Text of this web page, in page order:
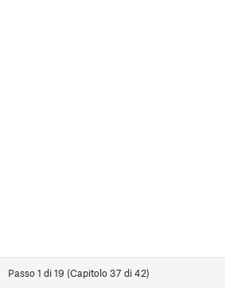
Passo1 di19 (Capitolo37 di42)